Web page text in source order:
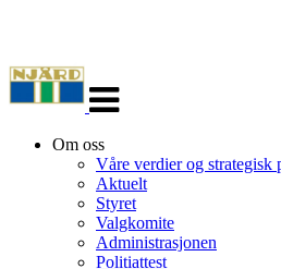
navigasjon
Om oss
Våre verdier og strategisk
Aktuelt
Styret
Valgkomite
Administrasjonen
Politiattest